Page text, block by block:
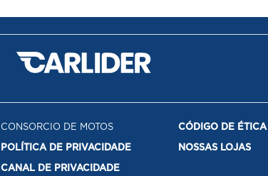
CONSORCIO DE MOTOS
POLÍTICA DE PRIVACIDADE
CANAL DE PRIVACIDADE
CÓDIGO DE ÉTICA
NOSSAS LOJAS